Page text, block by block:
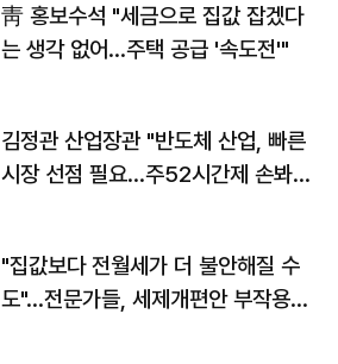
靑 홍보수석 "세금으로 집값 잡겠다
는 생각 없어…주택 공급 '속도전'"
김정관 산업장관 "반도체 산업, 빠른
시장 선점 필요…주52시간제 손봐
"집값보다 전월세가 더 불안해질 수
도"…전문가들, 세제개편안 부작용